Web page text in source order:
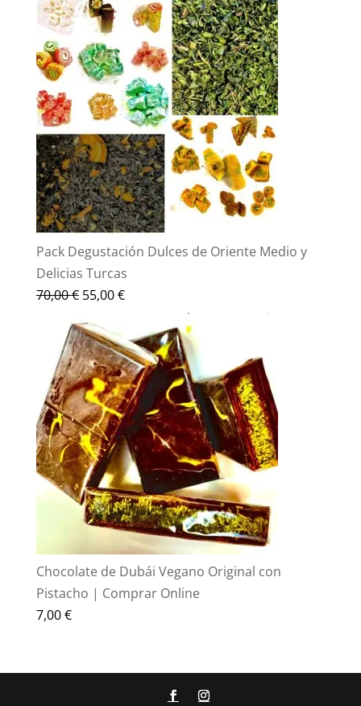
Pack Degustación Dulces de Oriente Medio y
Delicias Turcas
70,00€ El
original
era:
70,00 €.
55,00€El
actual
es:
55,00 €.
Chocolate de Dubái Vegano Original con
Pistacho | Comprar Online
7,00€